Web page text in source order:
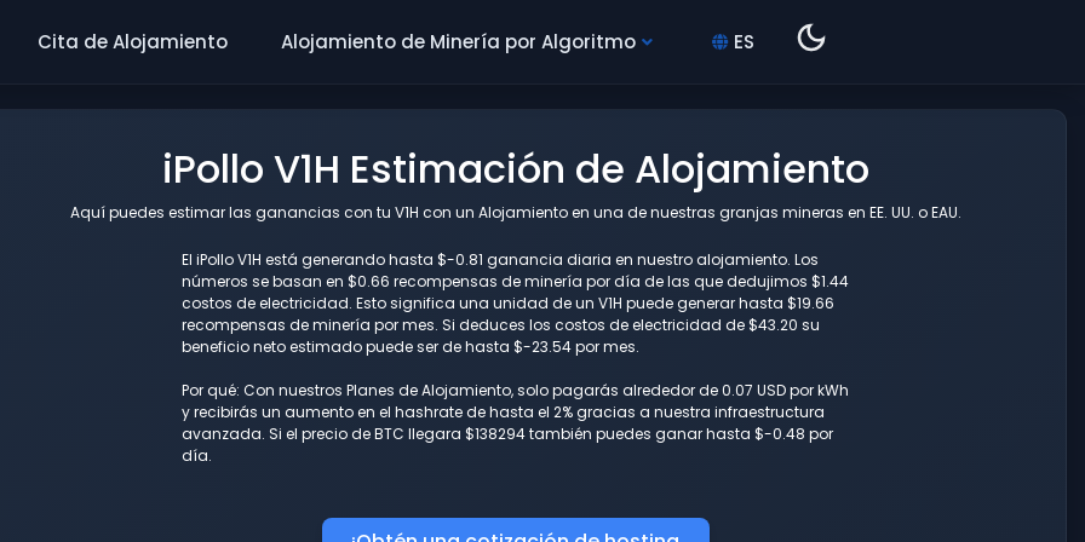
Cita de Alojamiento Alojamiento de Minería por Algoritmo ES
iPollo V1H Estimación de Alojamiento
Aquí puedes estimar las ganancias con tu V1H con un Alojamiento en una de nuestras granjas mineras en EE. UU. o EAU.
El iPollo V1H está generando hasta $-0.81 ganancia diaria en nuestro alojamiento. Los
números se basan en $0.66 recompensas de minería por día de las que dedujimos $1.44
costos de electricidad. Esto significa una unidad de un V1H puede generar hasta $19.66
recompensas de minería por mes. Si deduces los costos de electricidad de $43.20 su
beneficio neto estimado puede ser de hasta $-23.54 por mes.
Por qué: Con nuestros Planes de Alojamiento, solo pagarás alrededor de 0.07 USD por kWh
y recibirás un aumento en el hashrate de hasta el 2% gracias a nuestra infraestructura
avanzada. Si el precio de BTC llegara $138294 también puedes ganar hasta $-0.48 por
día.